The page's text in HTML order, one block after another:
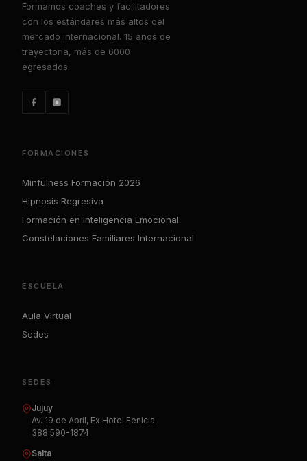
Formamos coaches y facilitadores
con los estándares más altos del
mercado internacional. 15 años de
trayectoria, más de 6000
egresados.
FORMACIONES
Minfulness Formación 2026
Hipnosis Regresiva
Formación en Inteligencia Emocional
Constelaciones Familiares Internacional
ESCUELA
Aula Virtual
Sedes
SEDES
Jujuy
Av. 19 de Abril, Ex Hotel Fenicia
388 590-1874
Salta